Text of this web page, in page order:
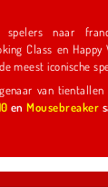
spelers naar
van
enMousebreaker